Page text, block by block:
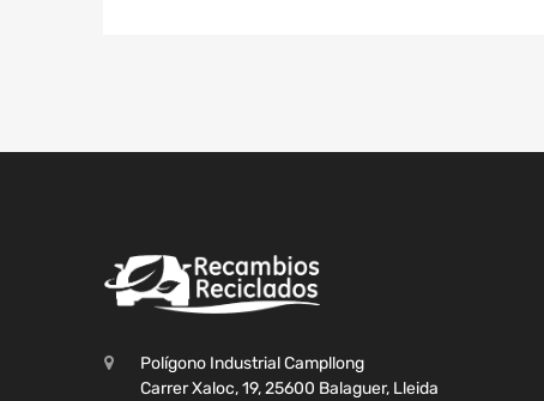
Polígono Industrial Campllong
Carrer Xaloc, 19, 25600 Balaguer, Lleida